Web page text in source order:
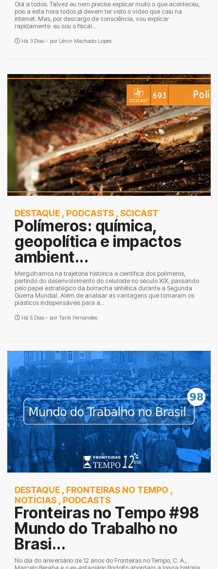
Olá a todos. Talvez eu nem precise explicar muito o que aconteceu,
pois a esta hora todos já devem ter visto o vídeo que caiu na
internet. Mas, por descargo de consciência, vou explicar
rapidamente: eu sou o fiscal...
Há 3 Dias - por Lênin Machado Lopes
DESTAQUE , PODCASTS , SCICAST
Polímeros: química,
geopolítica e impactos
ambient...
Mergulhamos na trajetória histórica e científica dos polímeros,
partindo do desenvolvimento do celuloide no século XIX, passando
pelo papel estratégico da borracha sintética durante a Segunda
Guerra Mundial. Além de analisar as vantagens que tornaram os
plásticos indispensáveis para a...
Há 5 Dias - por Tarik Fernandes
DESTAQUE , FRONTEIRAS NO TEMPO ,
NOTÍCIAS , PODCASTS
Fronteiras no Tempo #98
Mundo do Trabalho no
Brasi...
No dia do aniversário de 12 anos do Fronteiras no Tempo, C. A.,